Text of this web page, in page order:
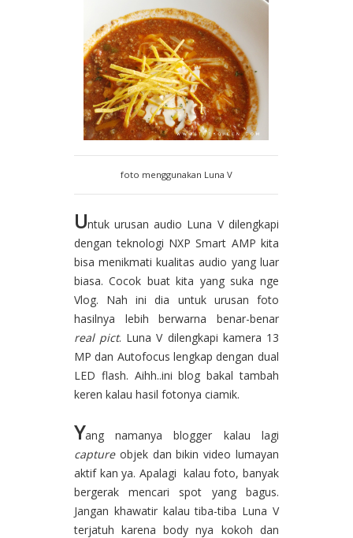
foto menggunakan Luna V
Untuk urusan audio Luna V dilengkapi
dengan teknologi NXP Smart AMP kita
bisa menikmati kualitas audio yang luar
biasa. Cocok buat kita yang suka nge
Vlog. Nah ini dia untuk urusan foto
hasilnya lebih berwarna benar-benar
real pict. Luna V dilengkapi kamera 13
MP dan Autofocus lengkap dengan dual
LED flash. Aihh..ini blog bakal tambah
keren kalau hasil fotonya ciamik.
Yang namanya blogger kalau lagi
captureobjek dan bikin video lumayan
aktif kan ya. Apalagi kalau foto, banyak
bergerak mencari spot yang bagus.
Jangan khawatir kalau tiba-tiba Luna V
terjatuh karena body nya kokoh dan